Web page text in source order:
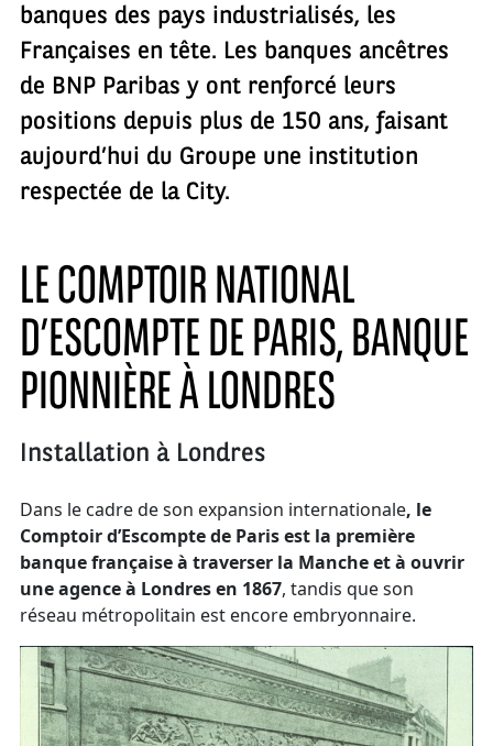
banques des pays industrialisés, les
Françaises en tête. Les banques ancêtres
de BNP Paribas y ont renforcé leurs
positions depuis plus de 150 ans, faisant
aujourd’hui du Groupe une institution
respectée de la City.
LE COMPTOIR NATIONAL
D’ESCOMPTE DE PARIS, BANQUE
PIONNIÈRE À LONDRES
Installation à Londres
Dans le cadre de son expansion internationale, le
Comptoir d’Escompte de Paris est la première
banque française à traverser la Manche et à ouvrir
une agence à Londres en 1867, tandis que son
réseau métropolitain est encore embryonnaire.